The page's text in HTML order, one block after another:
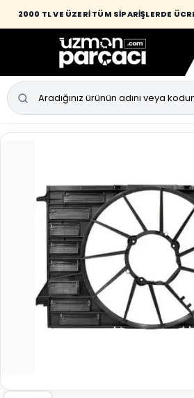
2000 TL VE ÜZERİ TÜM SİPARİŞLERDE
Desi / hacim sınırını aşan kaporta
yansıtılmaktadır.